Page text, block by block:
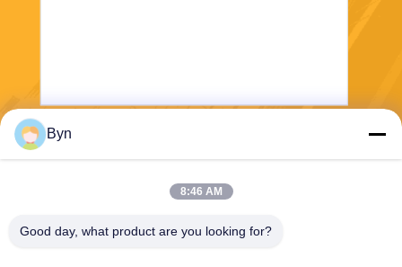
Byn
8:46 AM
Good day, what product are you looking for?